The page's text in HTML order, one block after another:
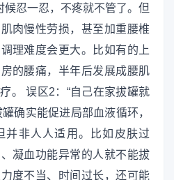
候忍一忍，不疼就不管了。但
肉慢性劳损，甚至加重腰椎
理难度会更大。比如有的上
的腰痛，半年后发展成腰肌
。 误区2：“自己在家拔罐就
确实能促进局部血液循环，
并非人人适用。比如皮肤过
凝血功能异常的人就不能拔
度不当、时间过长，还可能